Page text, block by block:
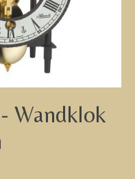
Wandklok